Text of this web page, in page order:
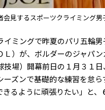
会見するスポーツクライミング
ミングで昨夏のパリ五輪
Ｌ）が、ボルダーのジャパ
技場）開幕前日の１月３１
ーズンで基礎的な練習を怠
きるように頑張りたい」と